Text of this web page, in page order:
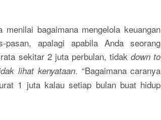
bagaimana mengelola keuangan
pasan, apalagi apabila Anda seorang
sekitar 2 juta perbulan, tidakdown to
lihat kenyataan. “Bagaimana caranya
1 juta kalau setiap bulan buat hidup